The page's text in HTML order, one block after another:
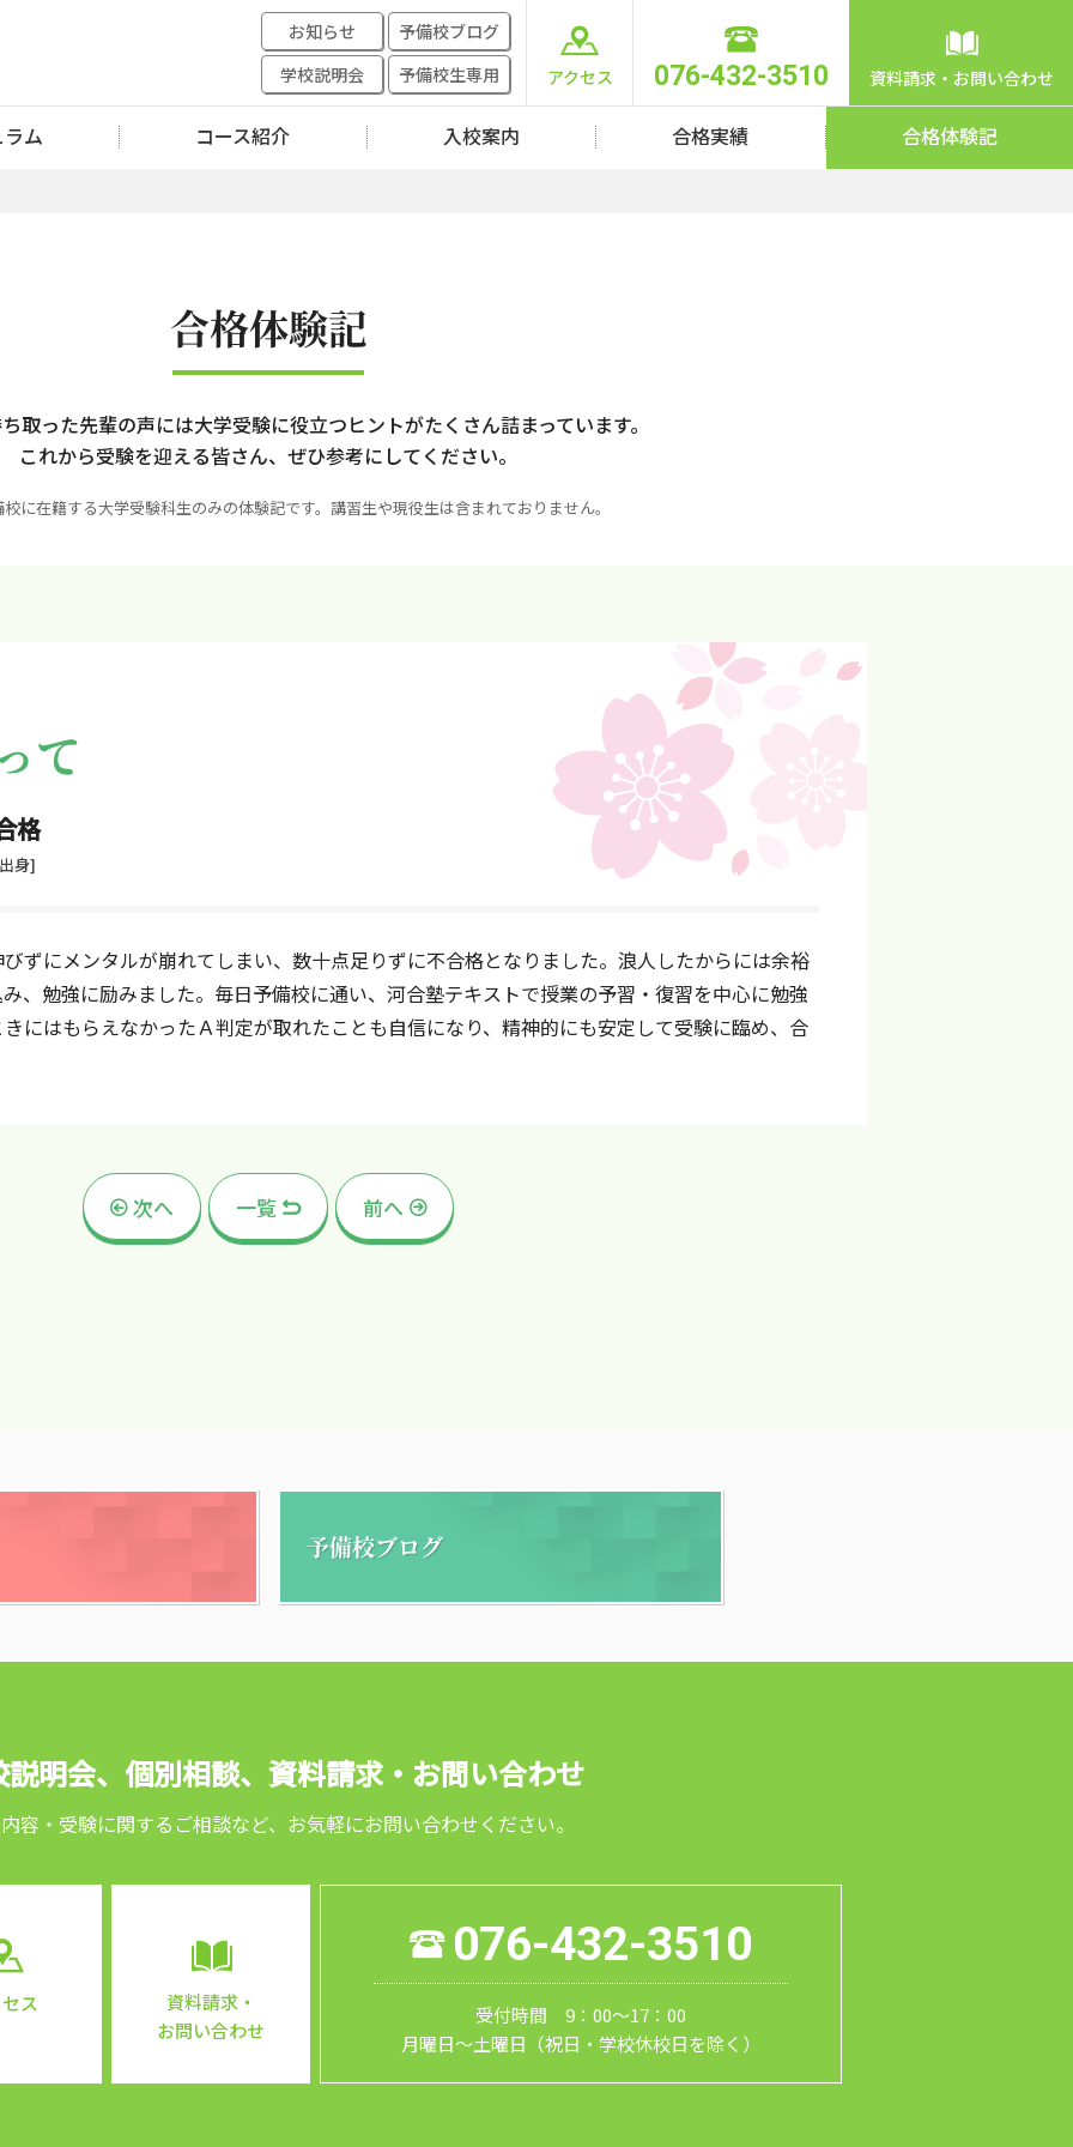
お知らせ
予備校ブログ
学校説明会
予備校生専用 アクセス 076-432-3510 資料請求・お問い合わせ
ム コース紹介 入校案内 合格実績 合格体験記
合格体験記
取った先輩の声には大学受験に役立つヒントがたくさん詰まっています。
これから受験を迎える皆さん、ぜひ参考にしてください。
に在籍する大学受験科生のみの体験記です。 講習生や現役生は含まれておりません。
て
格
身]
ずにメンタルが崩れてしまい、数十点足りずに不合格となりました。浪人したからには余裕
、勉強に励みました。毎日予備校に通い、河合塾テキストで授業の予習・復習を中心に勉強
にはもらえなかったＡ判定が取れたことも自信になり、精神的にも安定して受験に臨め、合
次へ 一覧 前へ
予備校ブログ
明会、個別相談、 資料請求・お問い合わせ
容・受験に関するご相談など、お気軽にお問い合わせください。
ス
資料請求・
お問い合わせ
076-432-3510
受付時間 9：00～17：00
月曜日～土曜日（祝日・学校休校日を除く）